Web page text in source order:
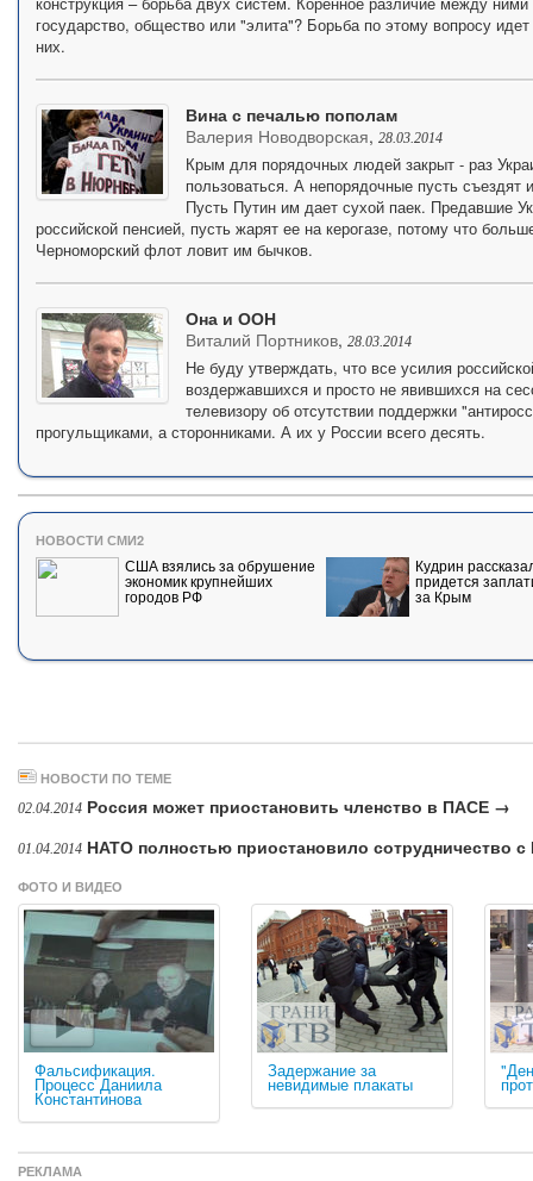
государство, общество или "элита"? Борьба по этому вопросу
них.
Вина с печалью пополам
Валерия Новодворская, 28.03.2014
Крым для порядочных людей закрыт - раз
пользоваться. А непорядочные пусть
Пусть Путин им дает сухой паек. Предавшие
российской пенсией, пусть жарят ее на керогазе, потому что
Черноморский флот ловит им бычков.
Она и ООН
Виталий Портников, 28.03.2014
Не буду утверждать, что все усилия
воздержавшихся и просто не явившихся на
телевизору об отсутствии поддержки
прогульщиками, а сторонниками. А их у России всего десять.
НОВОСТИ СМИ2
США взялись за обрушение
экономик крупнейших
городов РФ
Кудрин
придется
за Крым
НОВОСТИ ПО ТЕМЕ
02.04.2014 Россия может приостановить членство в ПАСЕ →
01.04.2014 НАТО полностью приостановило сотрудничество
ФОТО И ВИДЕО
Фальсификация.
Процесс Даниила
Константинова
Задержание за
невидимые плакаты
РЕКЛАМА